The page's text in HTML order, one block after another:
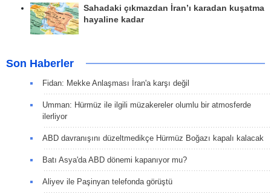
Sahadaki çıkmazdan İran’ı karadan kuşatma
hayaline kadar
Son Haberler
Fidan: Mekke Anlaşması İran'a karşı değil
Umman: Hürmüz ile ilgili müzakereler olumlu bir atmosferde
ilerliyor
ABD davranışını düzeltmedikçe Hürmüz Boğazı kapalı kalacak
Batı Asya'da ABD dönemi kapanıyor mu?
Aliyev ile Paşinyan telefonda görüştü